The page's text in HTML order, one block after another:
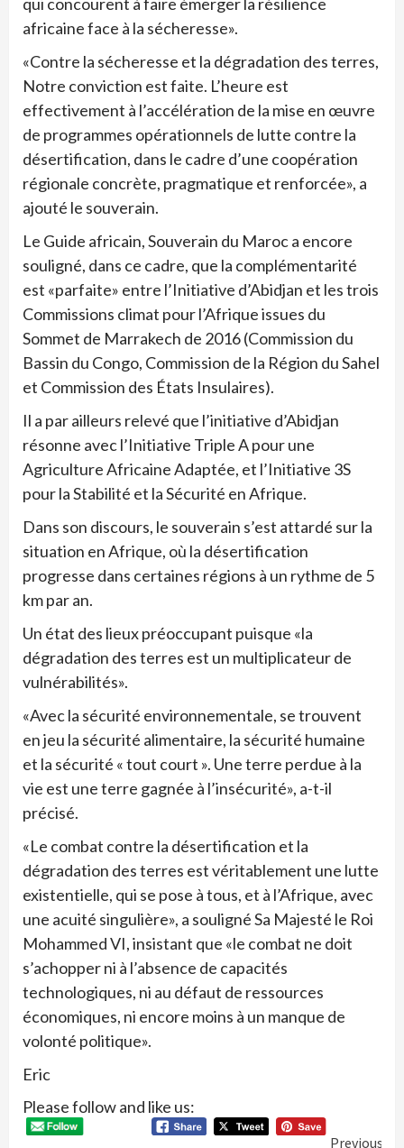
africaine face à la sécheresse».
«Contre la sécheresse et la dégradation des terres,
Notre conviction est faite. L’heure est
effectivement à l’accélération de la mise en œuvre
de programmes opérationnels de lutte contre la
désertification, dans le cadre d’une coopération
régionale concrète, pragmatique et renforcée», a
ajouté le souverain.
Le Guide africain, Souverain du Maroc a encore
souligné, dans ce cadre, que la complémentarité
est «parfaite» entre l’Initiative d’Abidjan et les trois
Commissions climat pour l’Afrique issues du
Sommet de Marrakech de 2016 (Commission du
Bassin du Congo, Commission de la Région du Sahel
et Commission des États Insulaires).
Il a par ailleurs relevé que l’initiative d’Abidjan
résonne avec l’Initiative Triple A pour une
Agriculture Africaine Adaptée, et l’Initiative 3S
pour la Stabilité et la Sécurité en Afrique.
Dans son discours, le souverain s’est attardé sur la
situation en Afrique, où la désertification
progresse dans certaines régions à un rythme de 5
km par an.
Un état des lieux préoccupant puisque «la
dégradation des terres est un multiplicateur de
vulnérabilités».
«Avec la sécurité environnementale, se trouvent
en jeu la sécurité alimentaire, la sécurité humaine
et la sécurité « tout court ». Une terre perdue à la
vie est une terre gagnée à l’insécurité», a-t-il
précisé.
«Le combat contre la désertification et la
dégradation des terres est véritablement une lutte
existentielle, qui se pose à tous, et à l’Afrique, avec
une acuité singulière», a souligné Sa Majesté le Roi
Mohammed VI, insistant que «le combat ne doit
s’achopper ni à l’absence de capacités
technologiques, ni au défaut de ressources
économiques, ni encore moins à un manque de
volonté politique».
Eric
Please follow and like us:
Previous